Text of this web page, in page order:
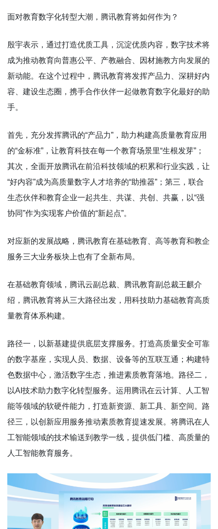
面对教育数字化转型大潮，腾讯教育将如何作为？
殷宇表示，通过打造优质工具，沉淀优质内容，数字技术将
成为推动教育向普惠公平、产教融合、因材施教方向发展的
新动能。在这个过程中，腾讯教育将发挥产品力、深耕好内
容、建设生态圈，携手合作伙伴一起做教育数字化最好的助
手。
首先，充分发挥腾讯的“产品力”，助力构建高质量教育应用
的“金标准”，让教育科技在每一个教育场景里“生根发芽”；
其次，全面开放腾讯在前沿科技领域的积累和行业实践，让
“好内容”成为高质量数字人才培养的“助推器”；第三，联合
生态伙伴和教育企业一起共生、共谋、共创、共赢，以“强
协同”作为实现客户价值的“新起点”。
对应新的发展战略，腾讯教育在基础教育、高等教育和教企
服务三大业务板块上也有了全新布局。
在基础教育领域，腾讯云副总裁、腾讯教育副总裁王麒介
绍，腾讯教育将从三大路径出发，用科技助力基础教育高质
量教育体系构建。
路径一，以新基建提供底层支撑服务。打造高质量安全可靠
的数字基座，实现人员、数据、设备等的互联互通；构建特
色数据中心，激活数字生态，推进素质教育落地。路径二，
以AI技术助力数字化转型服务。运用腾讯在云计算、人工智
能等领域的软硬件能力，打造新资源、新工具、新空间。路
径三，以创新应用服务推动素质教育提速发展。将腾讯在人
工智能领域的技术输送到教学一线，提供低门槛、高质量的
人工智能教育服务。